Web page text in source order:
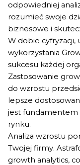
odpowiedniej
rozumieć swoje
biznesowe i
W dobie
wykorzystania
sukcesu każdej
Zastosowanie
do wzrostu
lepsze
jest fundamentem
rynku.
Analiza wzrostu
Twojej firmy.
growth analytics,